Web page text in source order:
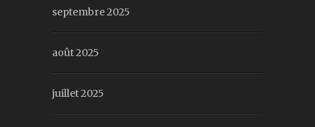
septembre 2025
août 2025
juillet 2025